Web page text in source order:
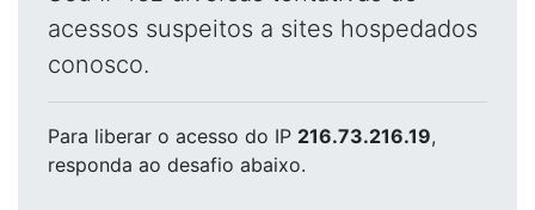
acessos suspeitos a sites hospedados
conosco.
Para liberar o acesso do IP 216.73.216.19,
responda ao desafio abaixo.